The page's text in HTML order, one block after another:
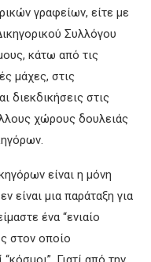
γραφείων, είτε με
Συλλόγου
κάτω από τις
μάχες, στις
διεκδικήσεις στις
χώρους δουλειάς
είναι η μόνη
είναι μια παράταξη για
ένα “ενιαίο
στον οποίο